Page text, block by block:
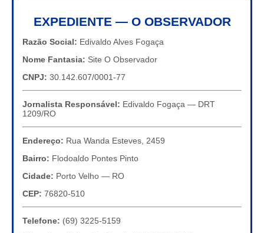
EXPEDIENTE — O OBSERVADOR
Razão Social: Edivaldo Alves Fogaça
Nome Fantasia: Site O Observador
CNPJ: 30.142.607/0001-77
Jornalista Responsável: Edivaldo Fogaça — DRT
1209/RO
Endereço: Rua Wanda Esteves, 2459
Bairro: Flodoaldo Pontes Pinto
Cidade: Porto Velho — RO
CEP: 76820-510
Telefone: (69) 3225-5159